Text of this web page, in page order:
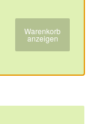
Warenkorb
anzeigen